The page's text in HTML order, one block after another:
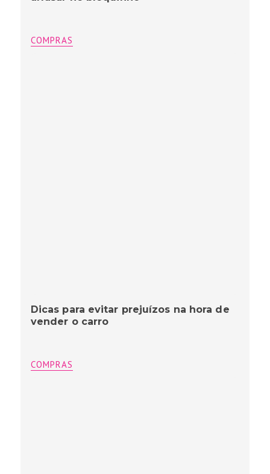
COMPRAS
Dicas para evitar prejuízos na hora de
vender o carro
COMPRAS